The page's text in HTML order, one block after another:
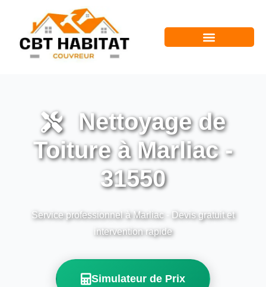
Nettoyage de
Toiture à Marliac -
31550
Service professionnel à Marliac - Devis gratuit et
intervention rapide
Simulateur de Prix